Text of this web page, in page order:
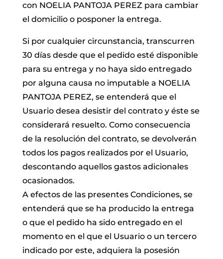
con NOELIA PANTOJA PEREZ para cambiar
el domicilio o posponer la entrega.
Si por cualquier circunstancia, transcurren
30 días desde que el pedido esté disponible
para su entrega y no haya sido entregado
por alguna causa no imputable a NOELIA
PANTOJA PEREZ, se entenderá que el
Usuario desea desistir del contrato y éste se
considerará resuelto. Como consecuencia
de la resolución del contrato, se devolverán
todos los pagos realizados por el Usuario,
descontando aquellos gastos adicionales
ocasionados.
A efectos de las presentes Condiciones, se
entenderá que se ha producido la entrega
o que el pedido ha sido entregado en el
momento en el que el Usuario o un tercero
indicado por este, adquiera la posesión